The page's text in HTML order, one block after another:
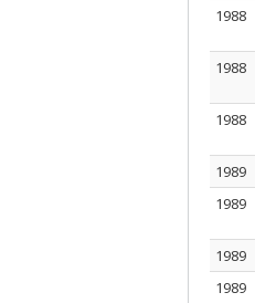
1988
1988
1988
1989
1989
1989
1989